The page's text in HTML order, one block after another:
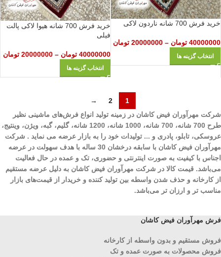
خرید فرش 700 شانه ناردون لاکی
40000000 تومان –
20000000 تومان
انتخاب گزینه ها
خرید فرش 700 شانه هیوا لاکی پالت
فیلی
40000000 تومان –
20000000 تومان
انتخاب گزینه ها
1
2
→
شرکت مهرآوران فیض کاشان در زمینه تولید انواع فرش‌های ماشینی نظیر
طرح 700 شانه، 700 شانه، 1000 شانه، 1200 شانه، گلیم، گبه، ویژن، وینتیج،
عروسکی، تابلو، پادری و ... تولیدات خود را به بازار عرضه می نماید . شرکت
مهرآوران فیض کاشان با سابقه درخشان 30 ساله با هدف سهولت در عرضه
اجناس با کیفیت به صورت اینترنتی و حضوری، تک و عمده در حال فعالیت
می‌باشد. قیمت کالا در شرکت مهرآوران فیض کاشان به دلیل عرضه مستقیم
از کارخانه و حذف شدن واسطه بین تولید کننده و خریدار از قیمت‌های بازار
مناسب تر و ارزان تر می‌باشد.
فرش مهرآوران فیض کاشان
فروش مستقیم و بدون واسطه از کارخانه
فروش محصولات به صورت عمده و تک